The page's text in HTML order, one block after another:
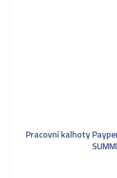
Pracovní kalhoty